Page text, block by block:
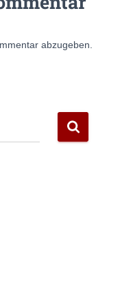
abzugeben.